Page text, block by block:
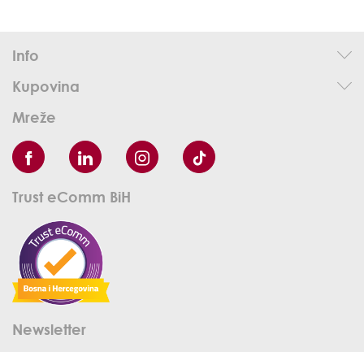
Info
Kupovina
Mreže
Trust eComm BiH
Newsletter